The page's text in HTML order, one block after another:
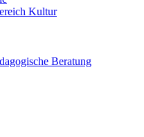
Kultur
Beratung